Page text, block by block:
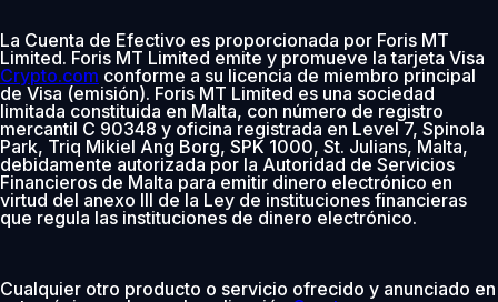
La Cuenta de Efectivo es proporcionada por Foris MT
Limited. Foris MT Limited emite y promueve la tarjeta Visa
Crypto.com conforme a su licencia de miembro principal
de Visa (emisión). Foris MT Limited es una sociedad
limitada constituida en Malta, con número de registro
mercantil C 90348 y oficina registrada en Level 7, Spinola
Park, Triq Mikiel Ang Borg, SPK 1000, St. Julians, Malta,
debidamente autorizada por la Autoridad de Servicios
Financieros de Malta para emitir dinero electrónico en
virtud del anexo III de la Ley de instituciones financieras
que regula las instituciones de dinero electrónico.
Cualquier otro producto o servicio ofrecido y anunciado en